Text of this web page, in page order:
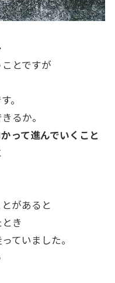
とですが
。
るか。
って進んでいくこと
があると
き
ていました。